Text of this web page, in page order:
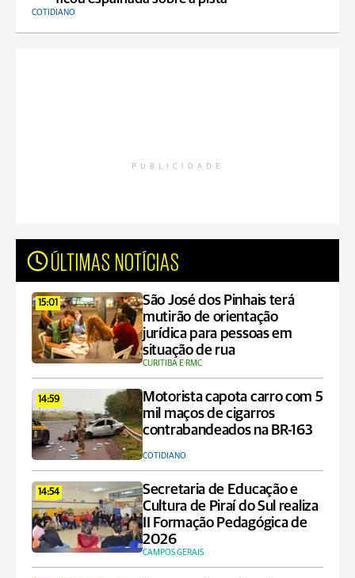
COTIDIANO
PUBLICIDADE
ÚLTIMAS NOTÍCIAS
15:01
São José dos Pinhais terá
mutirão de orientação
jurídica para pessoas em
situação de rua
CURITIBA E RMC
14:59
Motorista capota carro com 5
mil maços de cigarros
contrabandeados na BR-163
COTIDIANO
14:54
Secretaria de Educação e
Cultura de Piraí do Sul realiza
II Formação Pedagógica de
2026
CAMPOS GERAIS